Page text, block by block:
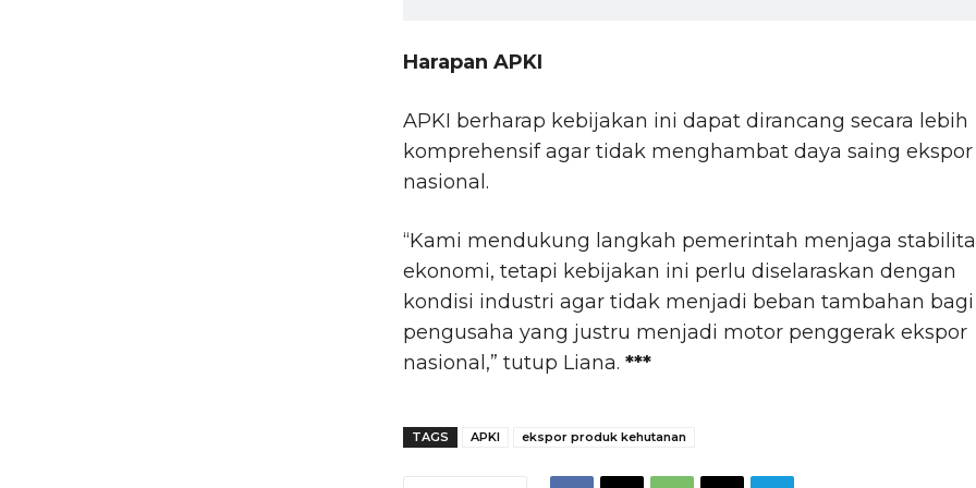
Harapan APKI
APKI berharap kebijakan ini dapat dirancang secara lebih
komprehensif agar tidak menghambat daya saing ekspor
nasional.
“Kami mendukung langkah pemerintah menjaga
ekonomi, tetapi kebijakan ini perlu diselaraskan dengan
kondisi industri agar tidak menjadi beban tambahan bagi
pengusaha yang justru menjadi motor penggerak ekspor
nasional,” tutup Liana. ***
TAGS APKI ekspor produk kehutanan